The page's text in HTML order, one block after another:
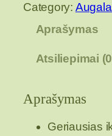
d
k
Category:
Aprašymas
Atsiliepimai
Aprašymas
Geriausias